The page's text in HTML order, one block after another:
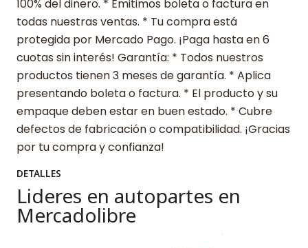
100% del dinero. * Emitimos boleta o factura en
todas nuestras ventas. * Tu compra está
protegida por Mercado Pago. ¡Paga hasta en 6
cuotas sin interés! Garantía: * Todos nuestros
productos tienen 3 meses de garantía. * Aplica
presentando boleta o factura. * El producto y su
empaque deben estar en buen estado. * Cubre
defectos de fabricación o compatibilidad. ¡Gracias
por tu compra y confianza!
DETALLES
Lideres en autopartes en
Mercadolibre